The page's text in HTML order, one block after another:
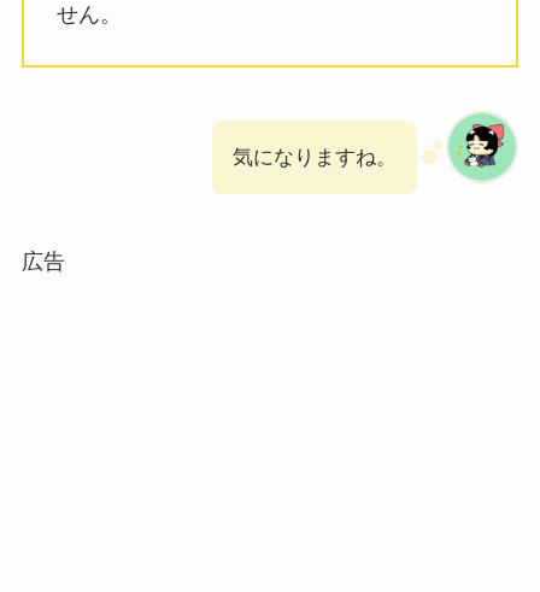
せん。
気になりますね。
広告